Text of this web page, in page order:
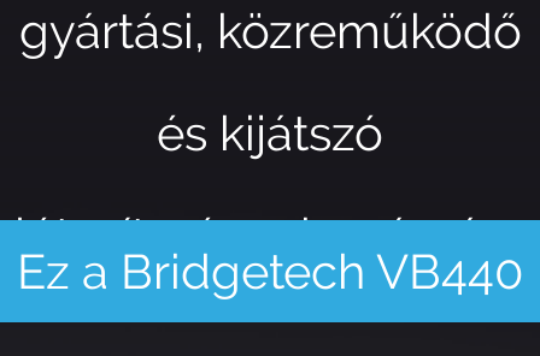
gyártási, közreműködő
és kijátszó
létesítmények számára
Ez a Bridgetech VB440